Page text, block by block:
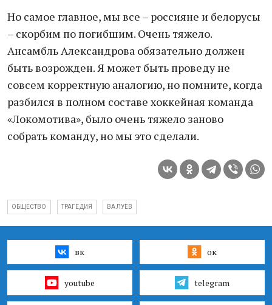
Но самое главное, мы все – россияне и белорусы
– скорбим по погибшим. Очень тяжело.
Ансамбль Александрова обязательно должен
быть возрожден. Я может быть проведу не
совсем корректную аналогию, но помните, когда
разбился в полном составе хоккейная команда
«Локомотива», было очень тяжело заново
собрать команду, но мы это сделали.
ОБЩЕСТВО ТРАГЕДИЯ ВАЛУЕВ
вк ок
youtube telegram